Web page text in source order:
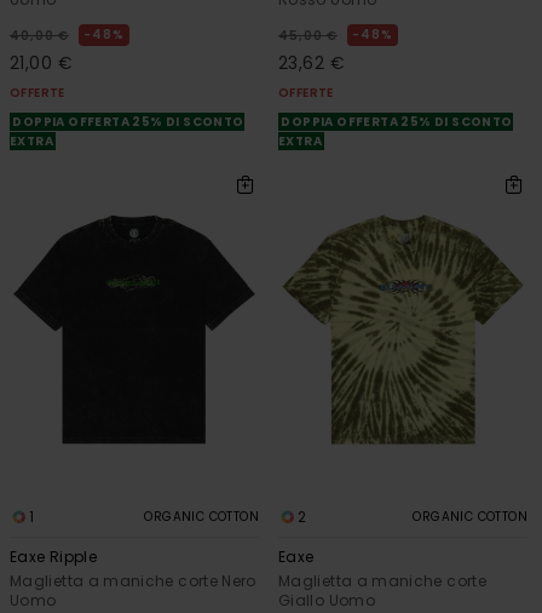
40,00 € 48%
21,00 €
OFFERTE
DOPPIA OFFERTA 25% DI SCONTO
EXTRA
45,00 € 48%
23,62 €
OFFERTE
DOPPIA OFFERTA 25% DI SCONTO
EXTRA
1 ORGANIC COTTON
Eaxe Ripple
Maglietta a maniche corte Nero
Uomo
2 ORGANIC COTTON
Eaxe
Maglietta a maniche corte
Giallo Uomo